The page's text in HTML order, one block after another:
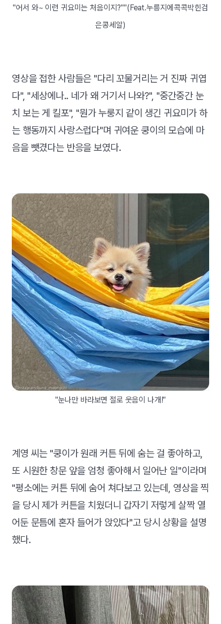
"어서 와~ 이런 귀요미는 처음이지?""(Feat.누릉지에콕콕박힌검
은콩세알)
영상을 접한 사람들은 "다리 꼬물거리는 거 진짜 귀엽
다", "세상에나.. 네가 왜 거기서 나와?", "중간중간 눈
치 보는 게 킬포", "뭔가 누룽지 같이 생긴 귀요미가 하
는 행동까지 사랑스럽다"며 귀여운 쿵이의 모습에 마
음을 뺏겼다는 반응을 보였다.
"눈나만 바라보면 절로 웃음이 나개!"
계영 씨는 "쿵이가 원래 커튼 뒤에 숨는 걸 좋아하고,
또 시원한 창문 앞을 엄청 좋아해서 일어난 일"이라며
"평소에는 커튼 뒤에 숨어 쳐다보고 있는데, 영상을 찍
을 당시 제가 커튼을 치웠더니 갑자기 저렇게 살짝 열
어둔 문틈에 혼자 들어가 앉았다"고 당시 상황을 설명
했다.